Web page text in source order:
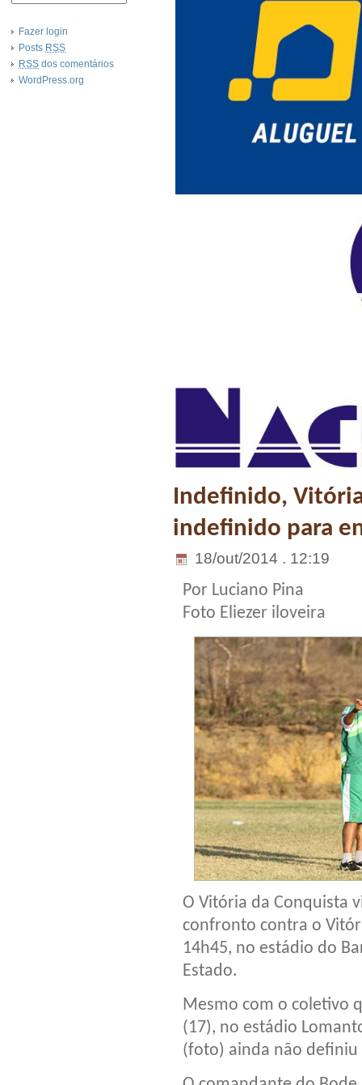
Fazer login
Posts RSS
RSS dos comentários
WordPress.org
Indefinido,
indefinido para
18/out/2014 . 12:19
Por Luciano Pina
Foto Eliezer iloveira
O Vitória da Conquista
confronto contra o
14h45, no estádio do
Estado.
Mesmo com o coletivo
(17), no estádio
(foto) ainda não